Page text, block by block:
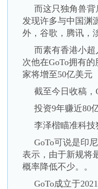
而这只独角兽
发现许多与中国渊
外，谷歌，腾讯，
而素有香港小
次他在GoTo拥有
家将增至50亿美元
截至今日收稿，
投资9年赚近80亿
李泽楷瞄准科技
GoTo可说是印
表示，由于新规将
概率降低不少。。
GoTo成立于